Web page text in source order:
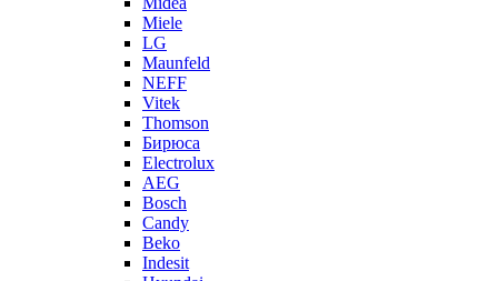
Miele
LG
Maunfeld
NEFF
Vitek
Thomson
Бирюса
Electrolux
AEG
Bosch
Candy
Beko
Indesit